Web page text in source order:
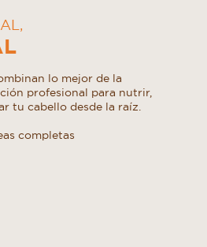
,
lo mejor de la
profesional para nutrir,
tu cabello desde la raíz.
completas